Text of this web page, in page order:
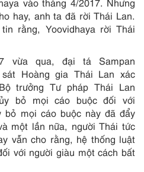
hay, anh ta đã rời Thái Lan.
rằng, Yoovidhaya rời Thái
vừa qua, đại tá Sampan
sát Hoàng gia Thái Lan xác
trưởng Tư pháp Thái Lan
bỏ mọi cáo buộc đối với
bỏ mọi cáo buộc này đã đẩy
một lần nữa, người Thái tức
vẫn cho rằng, hệ thống luật
với người giàu một cách bất